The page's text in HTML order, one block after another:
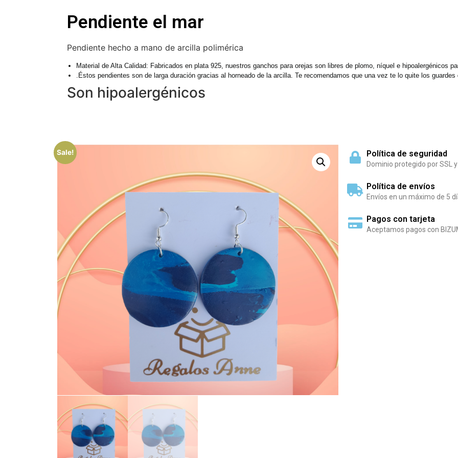
Pendiente el mar
Pendiente hecho a mano de arcilla polimérica
Material de Alta Calidad: Fabricados en plata 925, nuestros ganchos para orejas son libres de plomo, níquel e hipoalergénicos
. Éstos pendientes son de larga duración gracias al horneado de la arcilla. Te recomendamos que una vez te lo quite los
Son hipoalergénicos
Sale! Política de seguridad
Dominio protegido por SSL
Política de envíos
Envíos en un máximo de 5
Pagos con tarjeta
Aceptamos pagos con